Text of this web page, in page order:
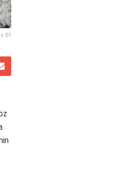
01